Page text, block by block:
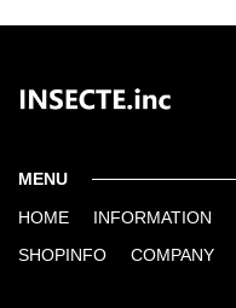
MENU
HOME INFORMATION
SHOPINFO COMPANY